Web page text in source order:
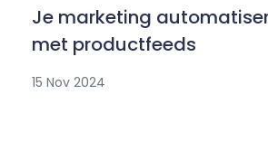
Je marketing
met productfeeds
15 Nov 2024